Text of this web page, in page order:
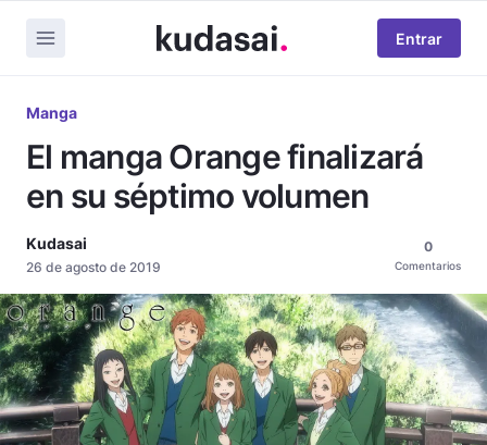
Entrar
Manga
El manga Orange finalizará
en su séptimo volumen
Kudasai
26 de agosto de 2019
0
Comentarios